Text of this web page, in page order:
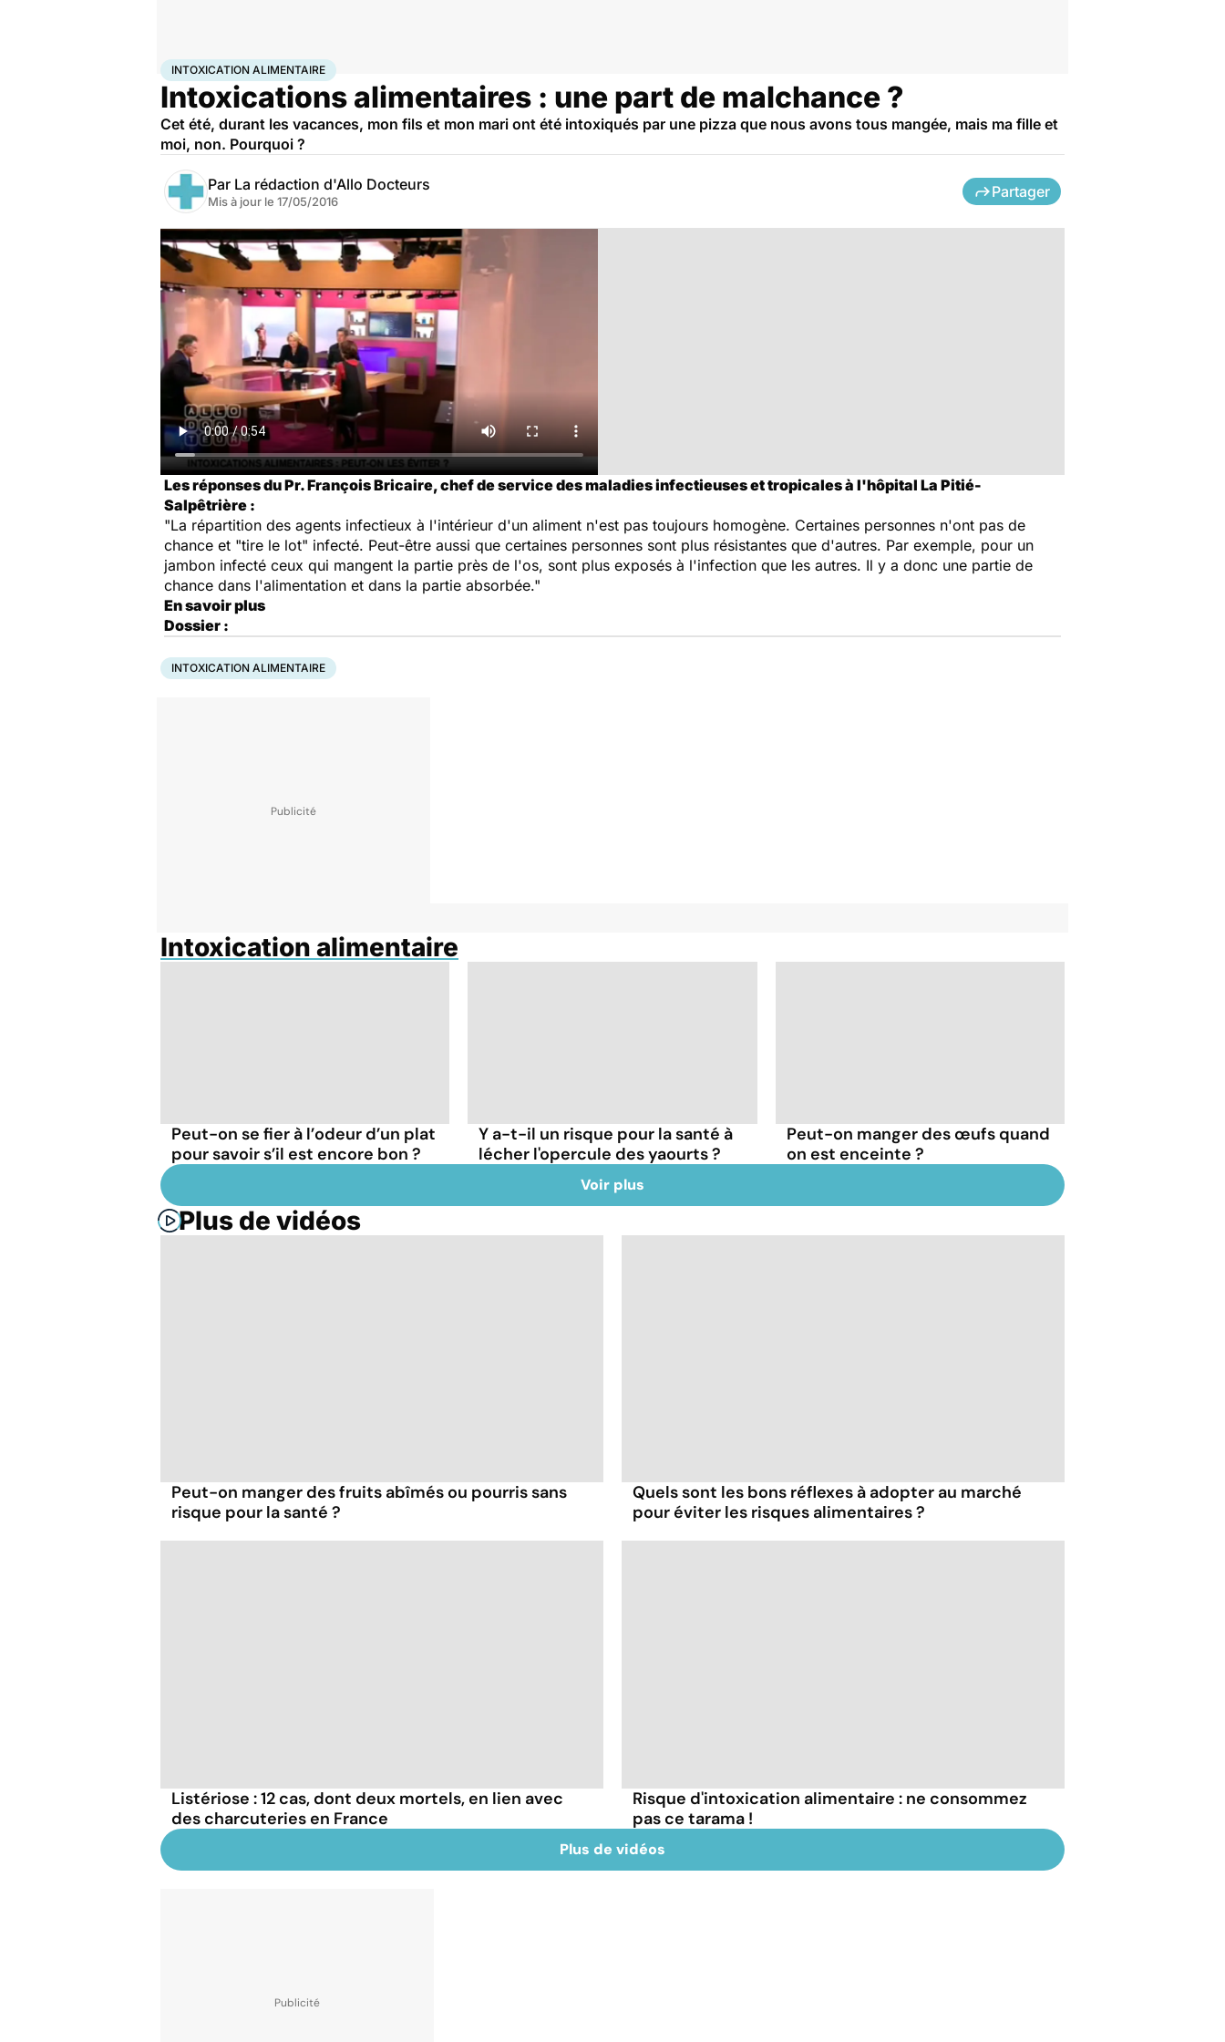
AccueilSantéIntoxication alimentaire
INTOXICATION ALIMENTAIRE
Intoxications alimentaires : une part de malchance ?
Cet été, durant les vacances, mon fils et mon mari ont été intoxiqués par une pizza que nous avons tous mangée, mais ma fille et
moi, non. Pourquoi ?
Par La rédaction d'Allo Docteurs
Mis à jour le 17/05/2016
Partager
Les réponses du Pr. François Bricaire, chef de service des maladies infectieuses et tropicales à l'hôpital La Pitié-
Salpêtrière :
"La répartition des agents infectieux à l'intérieur d'un aliment n'est pas toujours homogène. Certaines personnes n'ont pas de
chance et "tire le lot" infecté. Peut-être aussi que certaines personnes sont plus résistantes que d'autres. Par exemple, pour un
jambon infecté ceux qui mangent la partie près de l'os, sont plus exposés à l'infection que les autres. Il y a donc une partie de
chance dans l'alimentation et dans la partie absorbée."
En savoir plus
Dossier :
INTOXICATION ALIMENTAIRE
Intoxication alimentaire
Peut-on se fier à l’odeur d’un plat
pour savoir s’il est encore bon ?
Y a-t-il un risque pour la santé à
lécher l'opercule des yaourts ?
Peut-on manger des œufs quand
on est enceinte ?
Voir plus
Plus de vidéos
Peut-on manger des fruits abîmés ou pourris sans
risque pour la santé ?
Quels sont les bons réflexes à adopter au marché
pour éviter les risques alimentaires ?
Listériose : 12 cas, dont deux mortels, en lien avec
des charcuteries en France
Risque d'intoxication alimentaire : ne consommez
pas ce tarama !
Plus de vidéos